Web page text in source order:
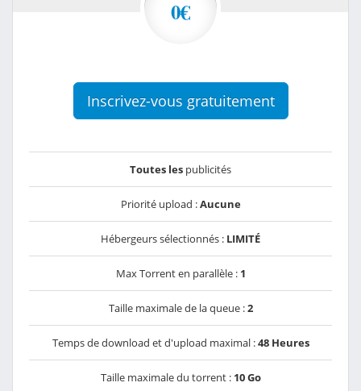
0€
Inscrivez-vous gratuitement
Toutes les publicités
Priorité upload :Aucune
Hébergeurs sélectionnés : LIMITÉ
Max Torrent en parallèle : 1
Taille maximale de la queue :2
Temps de download et d'upload maximal :48 Heures
Taille maximale du torrent : 10 Go